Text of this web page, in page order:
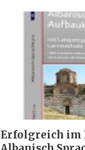
Erfolgreich im